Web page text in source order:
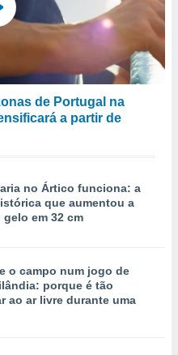
de Portugal na
a partir de
no Ártico funciona: a
que aumentou a
em 32 cm
o campo num jogo de
porque é tão
ao ar livre durante uma